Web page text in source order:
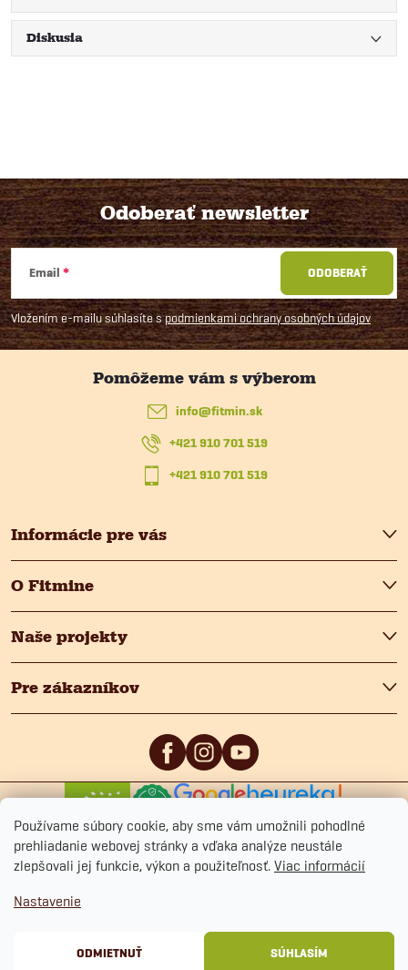
Používame súbory cookie, aby sme vám umožnili pohodlné
prehliadanie webovej stránky a vďaka analýze neustále
zlepšovali jej funkcie, výkon a použiteľnosť. Viac informácií
Nastavenie
ODMIETNUŤ SÚHLASÍM
Diskusia
Z
á
p
e
Odoberať newsletter
Email
Vložením e-mailu súhlasíte spodmienkami ochrany osobných údajov
ODOBERAŤ
Informácie pre vás
O Fitmine
Naše projekty
Pre zákazníkov
info@fitmin.sk
+421 910 701 519
+421 910 701 519
Obchodné podmienkyCookies
Copyright 2026